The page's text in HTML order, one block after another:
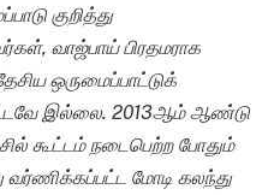
குறித்து
வாஜ்பாய் பிரதமராக
ஒருமைப்பாட்டுக்
இல்லை. 2013ஆம் ஆண்டு
கூட்டம் நடைபெற்ற போதும்
வர்ணிக்கப்பட்ட மோடி கலந்து